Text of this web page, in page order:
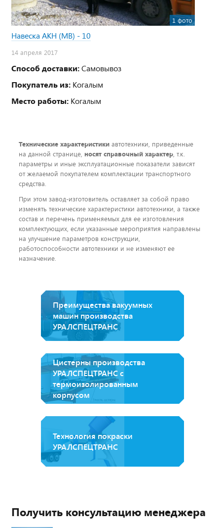
1 фото
Навеска АКН (МВ) - 10
14 апреля 2017
Способ доставки:Самовывоз
Покупатель из: Когалым
Место работы: Когалым
Технические характеристики автотехники, приведенные
на данной странице, носят справочный характер, т.к.
параметры и иные эксплуатационные показатели зависят
от желаемой покупателем комплектации транспортного
средства.
При этом завод-изготовитель оставляет за собой право
изменять технические характеристики автотехники, а также
состав и перечень применяемых для ее изготовления
комплектующих, если указанные мероприятия направлены
на улучшение параметров конструкции,
работоспособности автотехники и не изменяют ее
назначение.
Преимущества вакуумных
машин производства
УРАЛСПЕЦТРАНС
Цистерны производства
УРАЛСПЕЦТРАНС с
термоизолированным
корпусом
Технология покраски
УРАЛСПЕЦТРАНС
Получить консультацию менеджера